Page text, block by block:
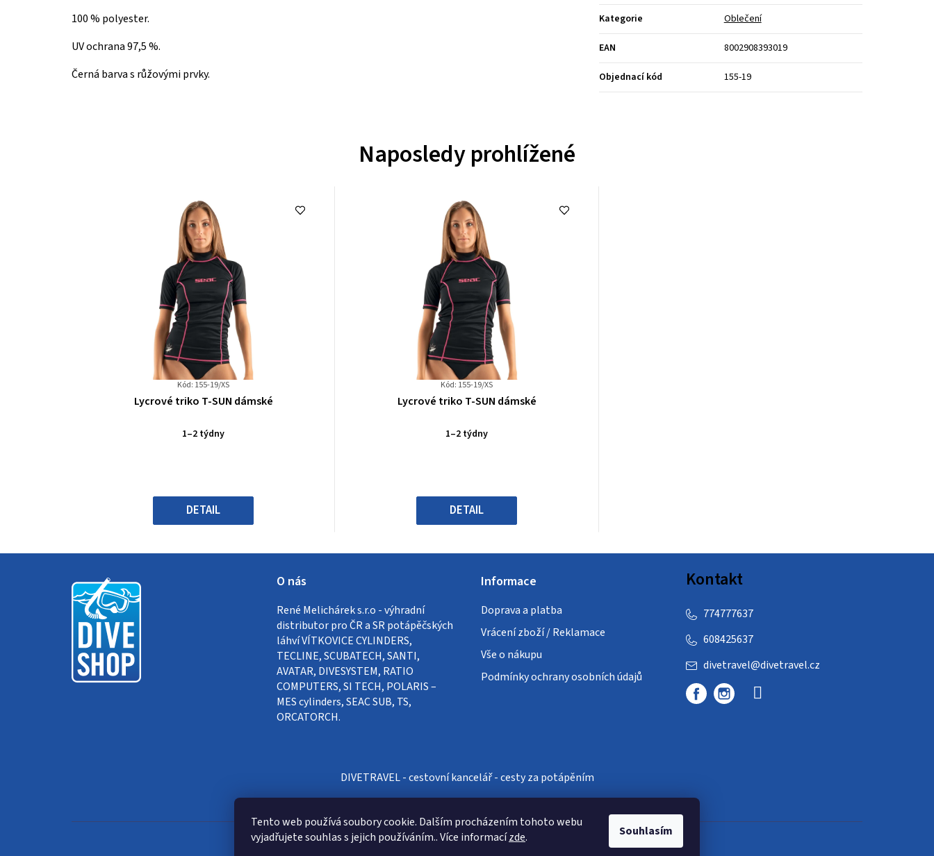
Tento web používá soubory cookie. Dalším procházením tohoto webu
vyjadřujete souhlas s jejich používáním.. Více informacízde. Souhlasím
100 % polyester.
UV ochrana 97,5 %.
Černá barva s růžovými prvky.
Kategorie Oblečení
EAN 8002908393019
Objednací kód 155-19
Naposledy prohlížené
Kód: 155-19/XS
Průměrné
produktu
5
hvězdiček.
Lycrové triko T-SUN dámské
1–2 týdny
DETAIL
Kód: 155-19/XS
Průměrné
produktu
5
hvězdiček.
Lycrové triko T-SUN dámské
1–2 týdny
DETAIL
O nás
René Melichárek s.r.o - výhradní
distributor pro ČR a SR potápěčských
láhví VÍTKOVICE CYLINDERS,
TECLINE, SCUBATECH, SANTI,
AVATAR, DIVESYSTEM, RATIO
COMPUTERS, SI TECH, POLARIS –
MES cylinders, SEAC SUB, TS,
ORCATORCH.
Informace
Doprava a platba
Vrácení zboží / Reklamace
Vše o nákupu
Podmínky ochrany osobních údajů
Kontakt
divetravel@divetravel.cz
608425637
774777637
DIVETRAVEL - cestovní kancelář - cesty za potápěním